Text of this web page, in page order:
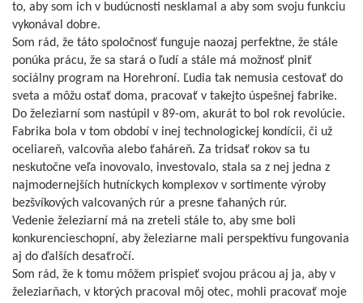
to, aby som ich v budúcnosti nesklamal a aby som svoju funkciu
vykonával dobre.
Som rád, že táto spoločnosť funguje naozaj perfektne, že stále
ponúka prácu, že sa stará o ľudí a stále má možnosť plniť
sociálny program na Horehroní. Ľudia tak nemusia cestovať do
sveta a môžu ostať doma, pracovať v takejto úspešnej fabrike.
Do železiarní som nastúpil v 89-om, akurát to bol rok revolúcie.
Fabrika bola v tom období v inej technologickej kondícii, či už
oceliareň, valcovňa alebo ťaháreň. Za tridsať rokov sa tu
neskutočne veľa inovovalo, investovalo, stala sa z nej jedna z
najmodernejších hutníckych komplexov v sortimente výroby
bezšvíkových valcovaných rúr a presne ťahaných rúr.
Vedenie železiarní má na zreteli stále to, aby sme boli
konkurencieschopní, aby železiarne mali perspektívu fungovania
aj do ďalších desaťročí.
Som rád, že k tomu môžem prispieť svojou prácou aj ja, aby v
železiarňach, v ktorých pracoval môj otec, mohli pracovať moje